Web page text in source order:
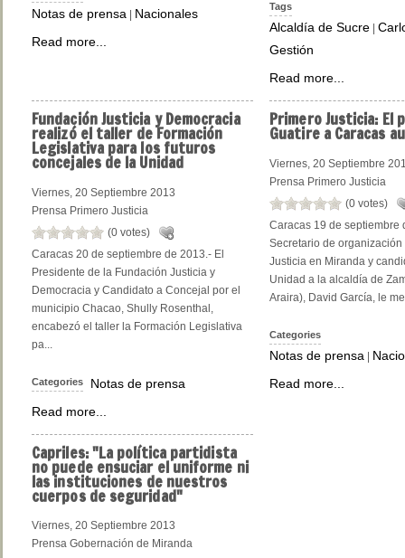
Notas de prensa
Nacionales
Read more...
Tags
Alcaldía de Sucre |
Gestión
Read more...
FundaciónJusticia y Democracia
realizó el taller de Formación
Legislativa para los futuros
concejales de la Unidad
Viernes, 20 Septiembre 2013
Prensa Primero Justicia
(0 votes)
Caracas 20 de septiembre de 2013.- El
Presidente de la Fundación Justicia y
Democracia y Candidato a Concejal por el
municipio Chacao, Shully Rosenthal,
encabezó el taller la Formación Legislativa
pa...
Categories
Notas de prensa
Read more...
PrimeroJusticia: El
Guatire a Caracas
Viernes, 20 Septiembre
Prensa Primero Justicia
(0 votes)
Caracas 19 de septiembre
Secretario de organización
Justicia en Miranda y
Unidad a la alcaldía de
Araira), David García, le
Categories
Notas de prensa |
Read more...
Capriles:"La política partidista
no puede ensuciar el uniforme ni
las instituciones de nuestros
cuerpos de seguridad"
Viernes, 20 Septiembre 2013
Prensa Gobernación de Miranda